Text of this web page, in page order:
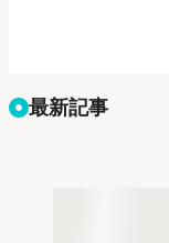
最新記事